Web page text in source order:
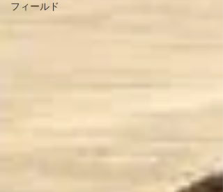
フィールド